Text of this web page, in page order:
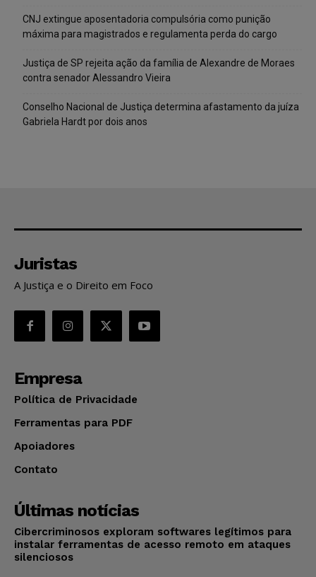
CNJ extingue aposentadoria compulsória como punição
máxima para magistrados e regulamenta perda do cargo
Justiça de SP rejeita ação da família de Alexandre de Moraes
contra senador Alessandro Vieira
Conselho Nacional de Justiça determina afastamento da juíza
Gabriela Hardt por dois anos
Juristas
A Justiça e o Direito em Foco
Empresa
Política de Privacidade
Ferramentas para PDF
Apoiadores
Contato
Últimas notícias
Cibercriminosos exploram softwares legítimos para
instalar ferramentas de acesso remoto em ataques
silenciosos